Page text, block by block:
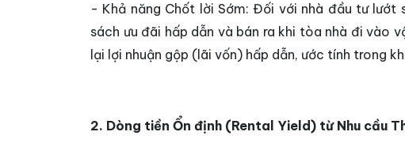
- Khả năng Chốt lời Sớm: Đối với nhà đầu tư
sách ưu đãi hấp dẫn và bán ra khi tòa nhà đi vào
lại lợi nhuận gộp (lãi vốn) hấp dẫn, ước tính trong
2. Dòng tiền Ổn định (Rental Yield) từ Nhu cầu